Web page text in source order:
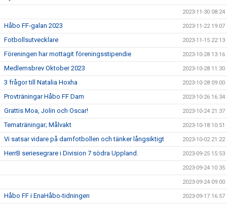
2023-11-30 08:24
Håbo FF-galan 2023 2023-11-22 19:07
Fotbollsutvecklare 2023-11-15 22:13
Föreningen har mottagit föreningsstipendie 2023-10-28 13:16
Medlemsbrev Oktober 2023 2023-10-28 11:30
3 frågor till Natalia Hoxha 2023-10-28 09:00
Provträningar Håbo FF Dam 2023-10-26 16:34
Grattis Moa, Jolin och Oscar! 2023-10-24 21:37
Tematräningar; Målvakt 2023-10-18 10:51
Vi satsar vidare på damfotbollen och tänker långsiktigt 2023-10-02 21:22
HerrB seriesegrare i Division 7 södra Uppland. 2023-09-25 15:53
2023-09-24 10:35
2023-09-24 09:00
Håbo FF i EnaHåbo-tidningen 2023-09-17 16:57